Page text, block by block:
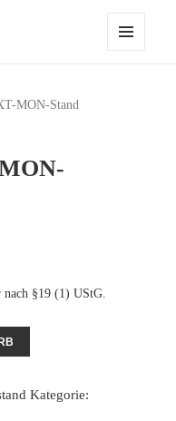
MON-Stand
nach §19 (1) UStG.
Kategorie: